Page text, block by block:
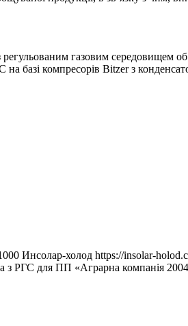
регульованим газовим середовищем
базі компресорів Bitzer з
Инсолар-холод https://insolar-
з РГС для ПП «Аграрна компанія